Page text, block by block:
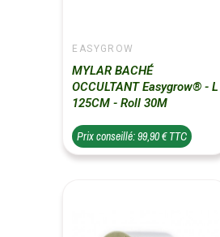
EASYGROW
MYLAR BACHÉ
OCCULTANT Easygrow® - L
125CM - Roll 30M
Prix conseillé: 99,90 € TTC